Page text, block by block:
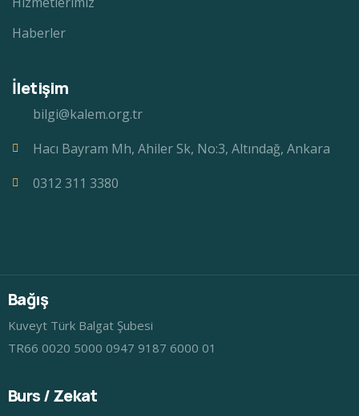
Haberler
İletişim
bilgi@kalem.org.tr
Hacı Bayram Mh, Ahiler Sk, No:3, Altındağ, Ankara
0312 311 3380
Bağış
Kuveyt Türk Balgat Şubesi
TR66 0020 5000 0947 9187 6000 01
Burs / Zekat